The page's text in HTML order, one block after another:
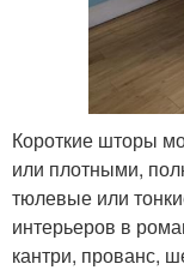
Короткие шторы
или плотными,
тюлевые или
интерьеров в
кантри, прованс,